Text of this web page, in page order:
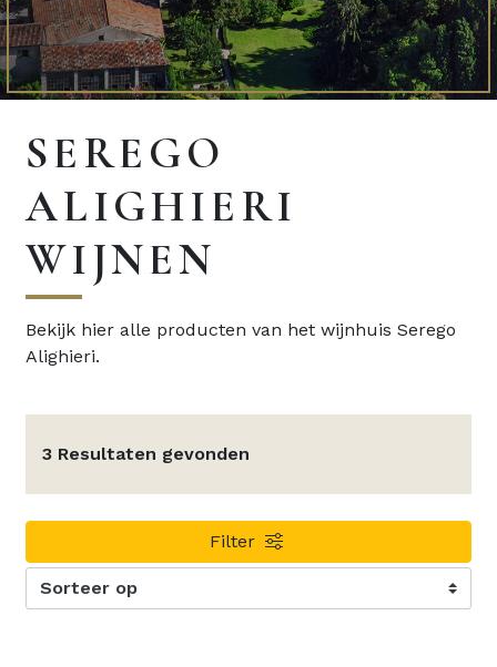
SEREGO
ALIGHIERI
WIJNEN
Bekijk hier alle producten van het wijnhuis Serego
Alighieri.
3 Resultaten gevonden
Filter
Sorteer op